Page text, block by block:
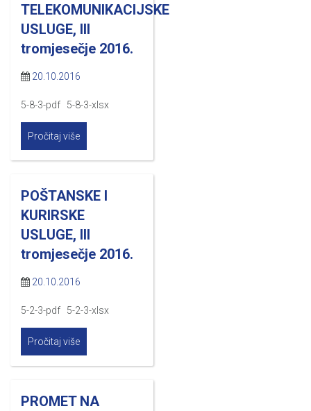
TELEKOMUNIKACIJSKE
USLUGE, III
tromjesečje 2016.
20.10.2016
5-8-3-pdf 5-8-3-xlsx
Pročitaj više
POŠTANSKE I
KURIRSKE
USLUGE, III
tromjesečje 2016.
20.10.2016
5-2-3-pdf 5-2-3-xlsx
Pročitaj više
PROMET NA